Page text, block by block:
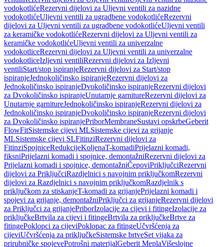
vodokotlićeRezervni dijelovi za Uljevni ventili za nazidne
vodokotlićeUljevni ventili za ugradbene vodokotlićeRezervni
dijelovi za Uljevni ventili za ugradbene vodokotlićeUljevni ventili
za keramičke vodokotlićeRezervni dijelovi za Uljevni ventili za
keramičke vodokotlićeUljevni ventili za univerzalne
vodokotliceRezervni dijelovi za Uljevni ventili za univerzalne
vodokotliceIzljevni ventiliRezervni dijelovi za Izljevni
ventiliStart/stop ispiranjeRezervni dijelovi za Start/stop
ispiranjeJednokoličinsko ispiranjeRezervni dijelovi za
Jednokoličinsko ispiranjeDvokoličinsko ispiranjeRezervni dijelovi
za Dvokoličinsko ispiranjeUnutarnje garnitureRezervni dijelovi za
Unutarnje garnitureJednokoličinsko ispiranjeRezervni dijelovi za
Jednokoličinsko ispiranjeDvokoličinsko ispiranjeRezervni dijelovi
za Dvokoličinsko ispiranjePriborMembraneSustavi opskrbeGeberit
FlowFitSistemske cijevi MLSistemske cijevi za grijanje
MLSistemske cijevi SLFitinziRezervni dijelovi za
FitinziSpojniceRedukcijeKoljenaT-komadiPrijelazni komadi,
fiksniPrijelazni komadi i spojnice, demontažniRezervni dijelovi za
Prijelazni komadi i spojnice, demontažniČepoviPriključciRezervni
dijelovi za PriključciRazdjelnici s navojnim priključkomRezervni
dijelovi za Razdjelnici s navojnim priključkomRazdjelnik s
priključkom za stiskanjeT-komadi za grijanjePrijelazni komadi i
spojevi za grijanje, demontažniPriključci za grijanjeRezervni dijelovi
za Priključci za grijanjePriborIzolacije za cijevi i fitingeIzolacije za
priključkeBrtvila za cijevi i fitingeBrtvila za priključkeBrtve za
fitingePoklopci za cijeviPoklopac za fitingeUčvršćenja za
cijeviUčvršćenja za priključkeSistemske brtveSet vijaka za
prirubničke spojevePotrošni materijalGeberit MeplaVišeslojne